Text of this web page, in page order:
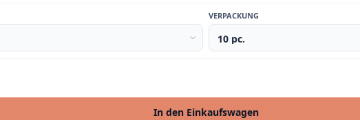
VERPACKUNG
In den Einkaufswagen